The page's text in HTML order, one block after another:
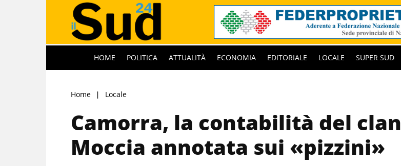
HOME POLITICA ATTUALITÀ ECONOMIA EDITORIALE LOCALE SUPER SUD
Home Locale
Camorra, la contabilità del clan
Moccia annotata sui «pizzini»